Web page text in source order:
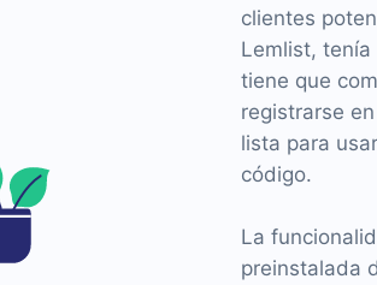
clientes
Lemlist,
tiene que
registrarse
lista para
código.
La
preinstalada